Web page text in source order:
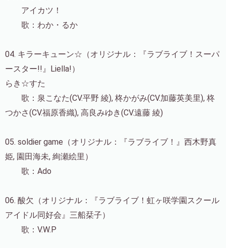
アイカツ！
歌：わか・るか
04. キラーキューン☆（オリジナル：『ラブライブ！スーパ
ースター!!』Liella!）
らき☆すた
歌：泉こなた(CV.平野 綾), 柊かがみ(CV.加藤英美里), 柊
つかさ(CV.福原香織), 高良みゆき(CV.遠藤 綾)
05. soldier game（オリジナル：『ラブライブ！』西木野真
姫, 園田海未, 絢瀬絵里）
歌：Ado
06. 酸欠（オリジナル：『ラブライブ！虹ヶ咲学園スクール
アイドル同好会』三船栞子）
歌：V.W.P